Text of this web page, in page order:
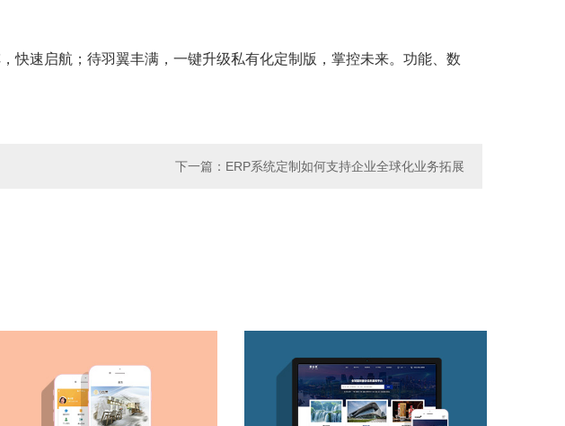
快速启航；待羽翼丰满，一键升级私有化定制版，掌控未来。功能、数
下一篇 ：ERP系统定制如何支持企业全球化业务拓展